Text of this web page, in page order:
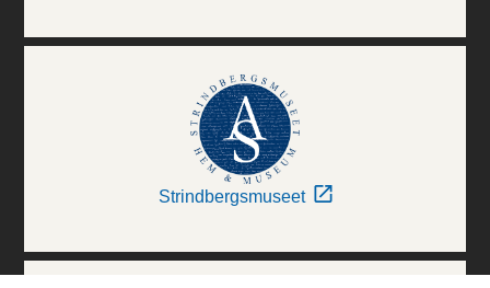
Strindbergsmuseet